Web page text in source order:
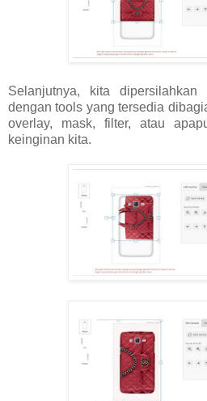
Selanjutnya, kita dipersilahkan
dengan tools yang tersedia
overlay, mask, filter, atau
keinginan kita.